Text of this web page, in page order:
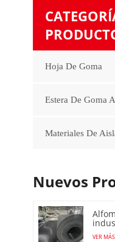
Hoja De Goma
Estera De Goma
Materiales De
Nuevos
fina
VER MÁS